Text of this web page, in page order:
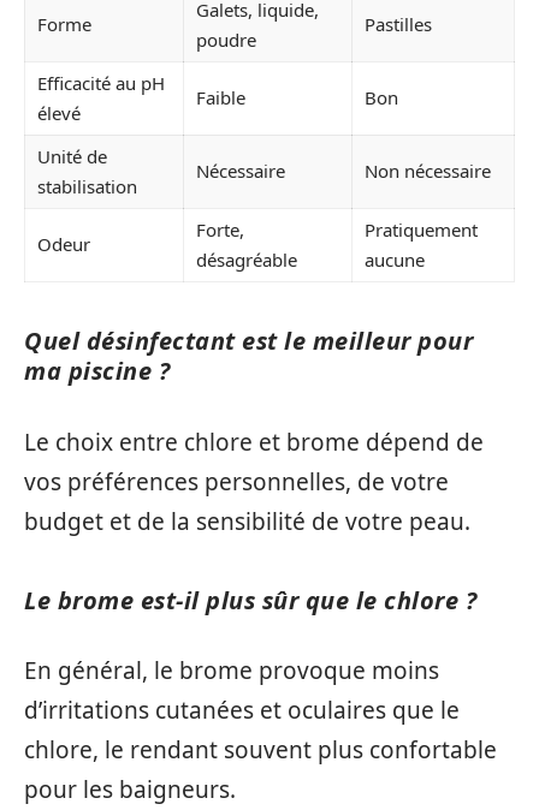
Forme
Galets, liquide,
poudre
Pastilles
Efficacité au pH
élevé
Faible Bon
Unité de
stabilisation
Nécessaire Non nécessaire
Odeur
Forte,
désagréable
Pratiquement
aucune
Quel désinfectant est le meilleur pour
ma piscine ?
Le choix entre chlore et brome dépend de
vos préférences personnelles, de votre
budget et de la sensibilité de votre peau.
Le brome est-il plus sûr que le chlore ?
En général, le brome provoque moins
d’irritations cutanées et oculaires que le
chlore, le rendant souvent plus confortable
pour les baigneurs.